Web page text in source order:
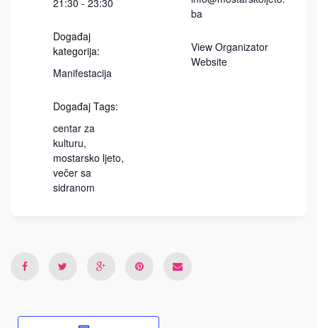
21:30 - 23:30
Događaj
kategorija:
Manifestacija
Događaj Tags:
centar za
kulturu,
mostarsko ljeto,
večer sa
sidranom
ba
View Organizator
Website